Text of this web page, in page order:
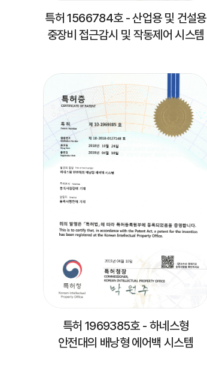
특허 1566784호 - 산업용 및 건설용
중장비 접근감시 및 작동제어 시스템
특허 1969385호 - 하네스형
안전대의 배낭형 에어백 시스템